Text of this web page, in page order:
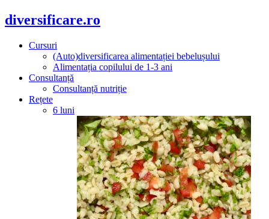
diversificare.ro
Cursuri
(Auto)diversificarea alimentației bebelușului
Alimentația copilului de 1-3 ani
Consultanță
Consultanță nutriție
Rețete
6 luni